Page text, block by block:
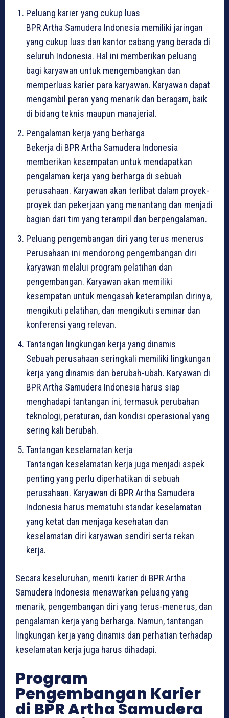
Peluang karier yang cukup luas
BPR Artha Samudera Indonesia memiliki jaringan
yang cukup luas dan kantor cabang yang berada di
seluruh Indonesia. Hal ini memberikan peluang
bagi karyawan untuk mengembangkan dan
memperluas karier para karyawan. Karyawan dapat
mengambil peran yang menarik dan beragam, baik
di bidang teknis maupun manajerial.
Pengalaman kerja yang berharga
Bekerja di BPR Artha Samudera Indonesia
memberikan kesempatan untuk mendapatkan
pengalaman kerja yang berharga di sebuah
perusahaan. Karyawan akan terlibat dalam proyek-
proyek dan pekerjaan yang menantang dan menjadi
bagian dari tim yang terampil dan berpengalaman.
Peluang pengembangan diri yang terus menerus
Perusahaan ini mendorong pengembangan diri
karyawan melalui program pelatihan dan
pengembangan. Karyawan akan memiliki
kesempatan untuk mengasah keterampilan dirinya,
mengikuti pelatihan, dan mengikuti seminar dan
konferensi yang relevan.
Tantangan lingkungan kerja yang dinamis
Sebuah perusahaan seringkali memiliki lingkungan
kerja yang dinamis dan berubah-ubah. Karyawan di
BPR Artha Samudera Indonesia harus siap
menghadapi tantangan ini, termasuk perubahan
teknologi, peraturan, dan kondisi operasional yang
sering kali berubah.
Tantangan keselamatan kerja
Tantangan keselamatan kerja juga menjadi aspek
penting yang perlu diperhatikan di sebuah
perusahaan. Karyawan di BPR Artha Samudera
Indonesia harus mematuhi standar keselamatan
yang ketat dan menjaga kesehatan dan
keselamatan diri karyawan sendiri serta rekan
kerja.
Secara keseluruhan, meniti karier di BPR Artha
Samudera Indonesia menawarkan peluang yang
menarik, pengembangan diri yang terus-menerus, dan
pengalaman kerja yang berharga. Namun, tantangan
lingkungan kerja yang dinamis dan perhatian terhadap
keselamatan kerja juga harus dihadapi.
Program
Pengembangan Karier
di BPR Artha Samudera